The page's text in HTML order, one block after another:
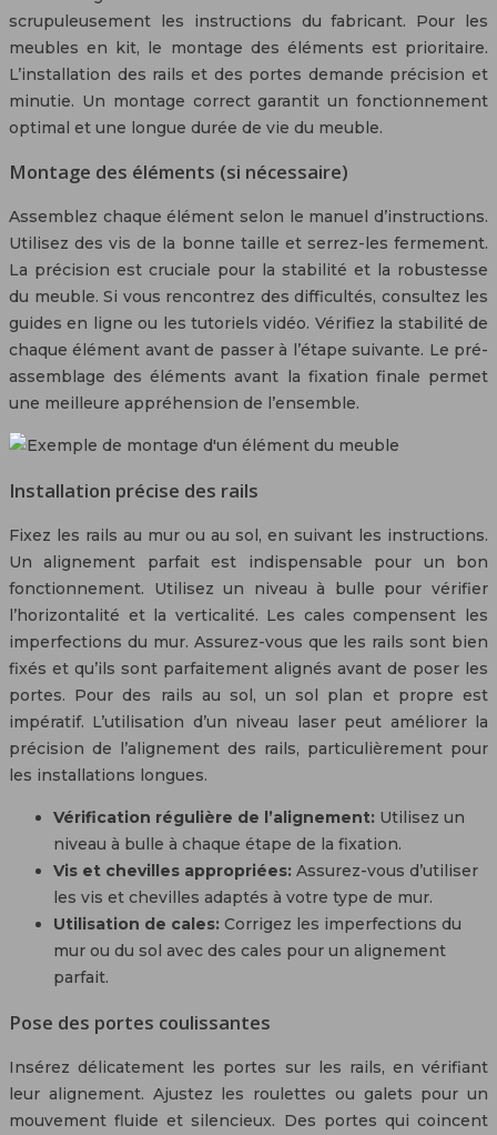
scrupuleusement les instructions du fabricant. Pour les
meubles en kit, le montage des éléments est prioritaire.
L’installation des rails et des portes demande précision et
minutie. Un montage correct garantit un fonctionnement
optimal et une longue durée de vie du meuble.
Montage des éléments (si nécessaire)
Assemblez chaque élément selon le manuel d’instructions.
Utilisez des vis de la bonne taille et serrez-les fermement.
La précision est cruciale pour la stabilité et la robustesse
du meuble. Si vous rencontrez des difficultés, consultez les
guides en ligne ou les tutoriels vidéo. Vérifiez la stabilité de
chaque élément avant de passer à l’étape suivante. Le pré-
assemblage des éléments avant la fixation finale permet
une meilleure appréhension de l’ensemble.
Installation précise des rails
Fixez les rails au mur ou au sol, en suivant les instructions.
Un alignement parfait est indispensable pour un bon
fonctionnement. Utilisez un niveau à bulle pour vérifier
l’horizontalité et la verticalité. Les cales compensent les
imperfections du mur. Assurez-vous que les rails sont bien
fixés et qu’ils sont parfaitement alignés avant de poser les
portes. Pour des rails au sol, un sol plan et propre est
impératif. L’utilisation d’un niveau laser peut améliorer la
précision de l’alignement des rails, particulièrement pour
les installations longues.
Vérification régulière de l’alignement: Utilisez un
niveau à bulle à chaque étape de la fixation.
Vis et chevilles appropriées: Assurez-vous d’utiliser
les vis et chevilles adaptés à votre type de mur.
Utilisation de cales: Corrigez les imperfections du
mur ou du sol avec des cales pour un alignement
parfait.
Pose des portes coulissantes
Insérez délicatement les portes sur les rails, en vérifiant
leur alignement. Ajustez les roulettes ou galets pour un
mouvement fluide et silencieux. Des portes qui coincent